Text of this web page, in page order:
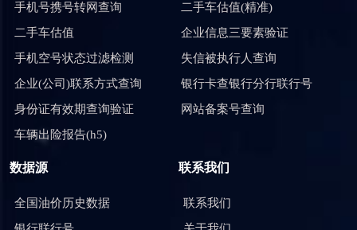
手机号携号转网查询
二手车估值(精准)
二手车估值
企业信息三要素验证
手机空号状态过滤检测
失信被执行人查询
企业(公司)联系方式查询
银行卡查银行分行联行号
身份证有效期查询验证
网站备案号查询
车辆出险报告(h5)
数据源
全国油价历史数据
联系我们
联系我们